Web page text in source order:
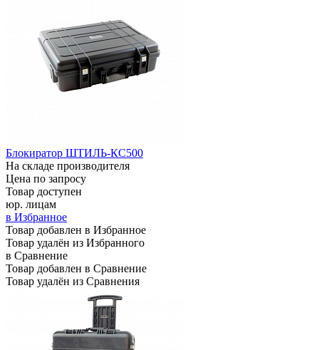
Блокиратор ШТИЛЬ-КС500
На складе производителя
Цена по запросу
Товар доступен
юр. лицам
в Избранное
Товар добавлен в Избранное
Товар удалён из Избранного
в Сравнение
Товар добавлен в Сравнение
Товар удалён из Сравнения